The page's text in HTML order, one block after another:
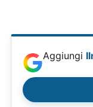
Aggiungi